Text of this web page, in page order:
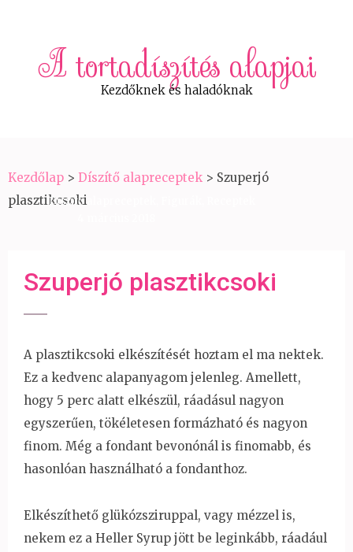
A tortadíszítés alapjai
Kezdőknek és haladóknak
Kezdőlap > Díszítő alapreceptek > Szuperjó
plasztikcsokiDíszítő alapreceptek
Szuperjó plasztikcsoki
A plasztikcsoki elkészítését hoztam el ma nektek.
Ez a kedvenc alapanyagom jelenleg. Amellett,
hogy 5 perc alatt elkészül, ráadásul nagyon
egyszerűen, tökéletesen formázható és nagyon
finom. Még a fondant bevonónál is finomabb, és
hasonlóan használható a fondanthoz.
Elkészíthető glükózsziruppal, vagy mézzel is,
nekem ez a Heller Syrup jött be leginkább, ráadául